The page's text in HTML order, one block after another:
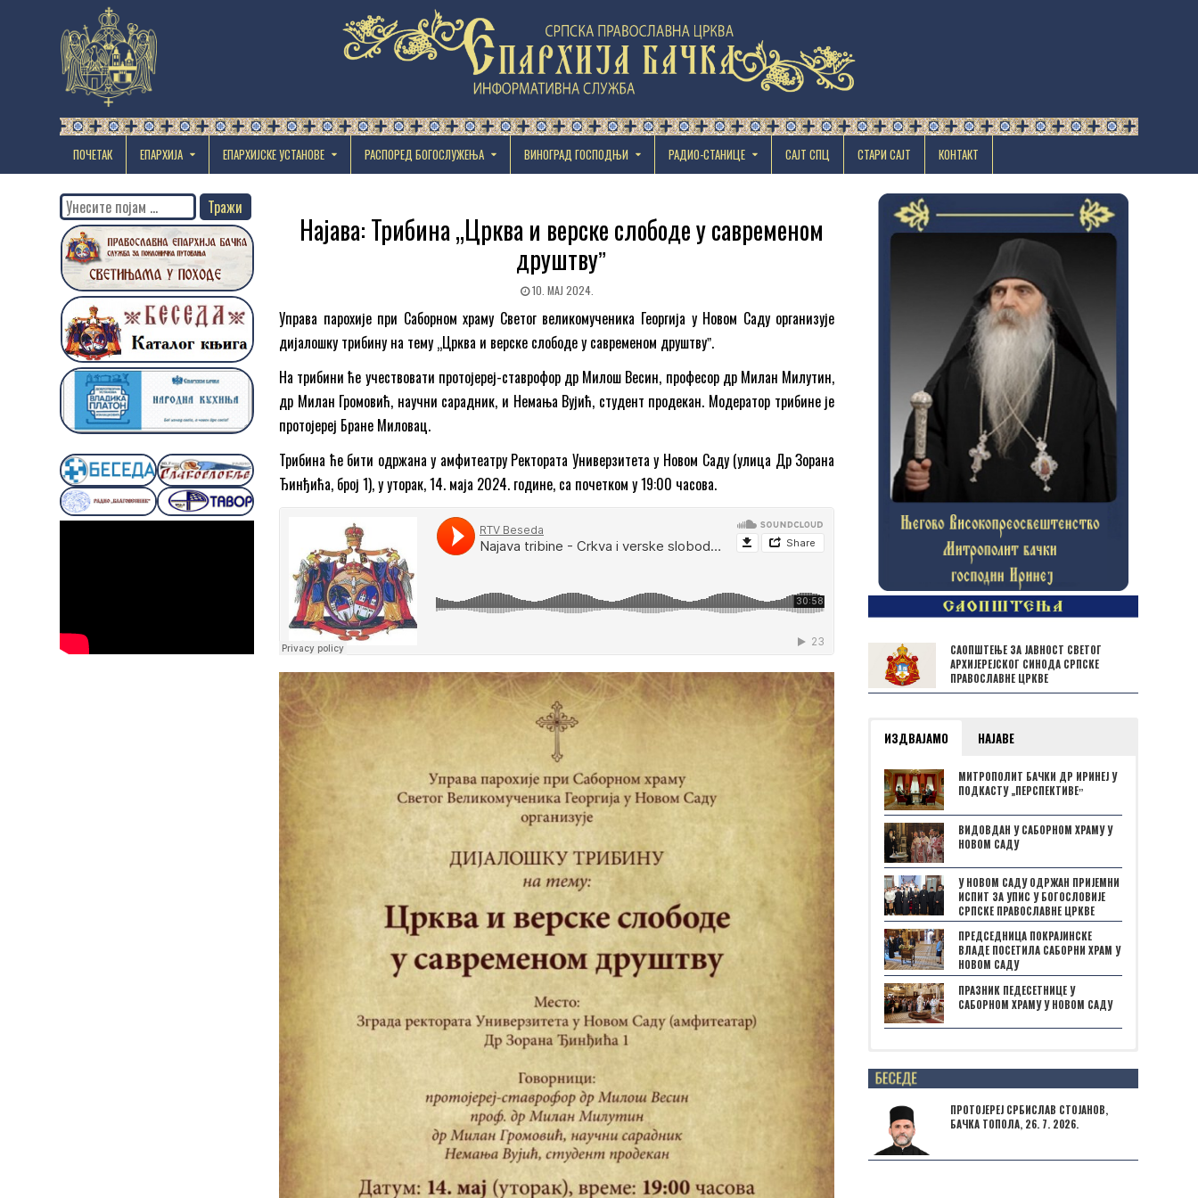
ПОЧЕТАК ЕПАРХИЈА EПАРХИЈСКЕ УСТАНОВЕ РАСПОРЕД БОГОСЛУЖЕЊА ВИНОГРАД ГОСПОДЊИ РАДИО-СТАНИЦЕ САЈТ СПЦ СТАРИ САЈТ КОНТАКТ
Најава: Трибина „Црква и верске слободе у савременом
друштвуˮ
10. МАЈ 2024.
Управа парохије при Саборном храму Светог великомученика Георгија у Новом Саду организује
дијалошку трибину на тему „Црква и верске слободе у савременом друштвуˮ.
На трибини ће учествовати протојереј-ставрофор др Милош Весин, професор др Милан Милутин,
др Милан Громовић, научни сарадник, и Немања Вујић, студент продекан. Модератор трибине је
протојереј Бране Миловац.
Трибина ће бити одржана у амфитеатру Ректората Универзитета у Новом Саду (улица Др Зорана
Ђинђића, број 1), у уторак, 14. маја 2024. године, са почетком у 19:00 часова.
Search
for:
САОПШТЕЊЕ ЗА ЈАВНОСТ СВЕТОГ
АРХИЈЕРЕЈСКОГ СИНОДА СРПСКЕ
ПРАВОСЛАВНЕ ЦРКВЕ
ИЗДВАЈАМО НАЈАВЕ
МИТРОПОЛИТ БАЧКИ ДР ИРИНЕЈ У
ПОДКАСТУ „ПЕРСПЕКТИВЕˮ
ВИДОВДАН У САБОРНОМ ХРАМУ У
НОВОМ САДУ
У НОВОМ САДУ ОДРЖАН ПРИЈЕМНИ
ИСПИТ ЗА УПИС У БОГОСЛОВИЈЕ
СРПСКЕ ПРАВОСЛАВНЕ ЦРКВЕ
ПРЕДСЕДНИЦА ПОКРАЈИНСКЕ
ВЛАДЕ ПОСЕТИЛА САБОРНИ ХРАМ У
НОВОМ САДУ
ПРАЗНИК ПЕДЕСЕТНИЦЕ У
САБОРНОМ ХРАМУ У НОВОМ САДУ
Posts not found
ПРОТОЈЕРЕЈ СРБИСЛАВ СТОЈАНОВ,
БАЧКА ТОПОЛА, 26. 7. 2026.